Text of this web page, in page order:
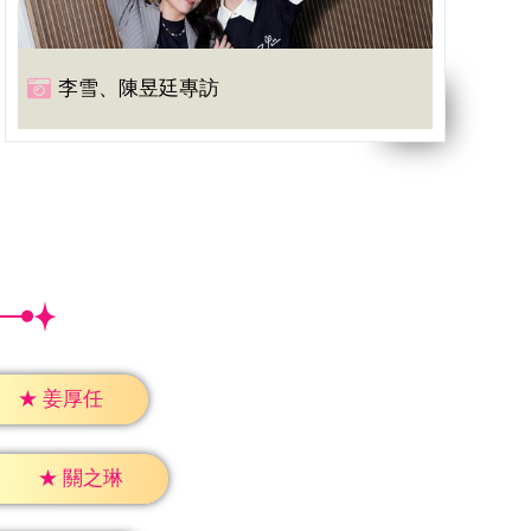
李雪、陳昱廷專訪
★ 姜厚任
★ 關之琳